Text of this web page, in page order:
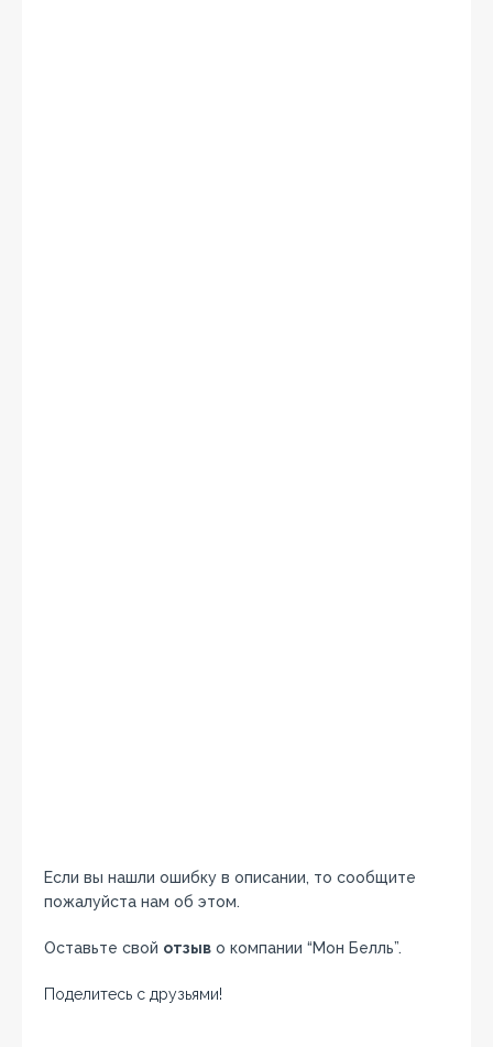
Если вы нашли ошибку в описании, то сообщите
пожалуйста нам об этом.
Оставьте свой отзыв о компании “Мон Белль”.
Поделитесь с друзьями!